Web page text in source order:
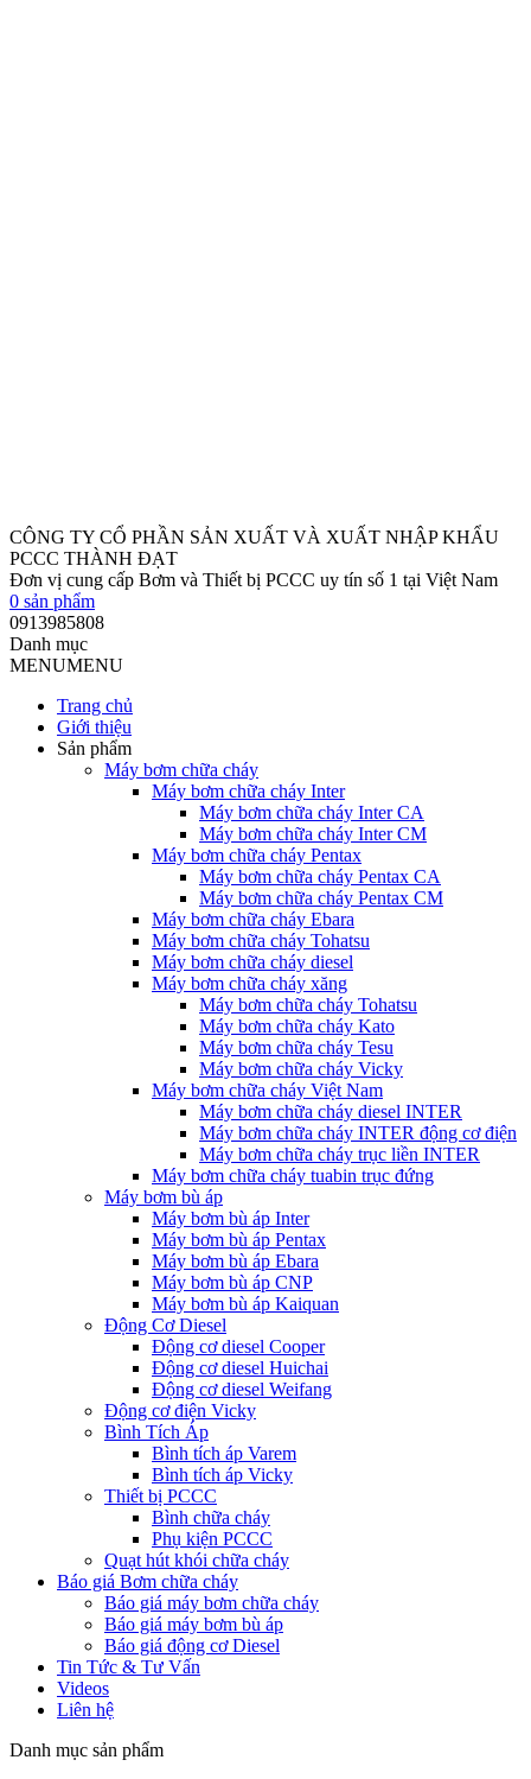
CÔNG TY CỔ PHẦN SẢN XUẤT VÀ XUẤT NHẬP KHẨU
PCCC THÀNH ĐẠT
Đơn vị cung cấp Bơm và Thiết bị PCCC uy tín số 1 tại Việt Nam
0 sản phẩm
0913985808
Danh mục
MENUMENU
Trang chủ
Giới thiệu
Sản phẩm
Máy bơm chữa cháy
Máy bơm chữa cháy Inter
Máy bơm chữa cháy Inter CA
Máy bơm chữa cháy Inter CM
Máy bơm chữa cháy Pentax
Máy bơm chữa cháy Pentax CA
Máy bơm chữa cháy Pentax CM
Máy bơm chữa cháy Ebara
Máy bơm chữa cháy Tohatsu
Máy bơm chữa cháy diesel
Máy bơm chữa cháy xăng
Máy bơm chữa cháy Tohatsu
Máy bơm chữa cháy Kato
Máy bơm chữa cháy Tesu
Máy bơm chữa cháy Vicky
Máy bơm chữa cháy Việt Nam
Máy bơm chữa cháy diesel INTER
Máy bơm chữa cháy INTER động cơ điện
Máy bơm chữa cháy trục liền INTER
Máy bơm chữa cháy tuabin trục đứng
Máy bơm bù áp
Máy bơm bù áp Inter
Máy bơm bù áp Pentax
Máy bơm bù áp Ebara
Máy bơm bù áp CNP
Máy bơm bù áp Kaiquan
Động Cơ Diesel
Động cơ diesel Cooper
Động cơ diesel Huichai
Động cơ diesel Weifang
Động cơ điện Vicky
Bình Tích Áp
Bình tích áp Varem
Bình tích áp Vicky
Thiết bị PCCC
Bình chữa cháy
Phụ kiện PCCC
Quạt hút khói chữa cháy
Báo giá Bơm chữa cháy
Báo giá máy bơm chữa cháy
Báo giá máy bơm bù áp
Báo giá động cơ Diesel
Tin Tức & Tư Vấn
Videos
Liên hệ
Danh mục sản phẩm